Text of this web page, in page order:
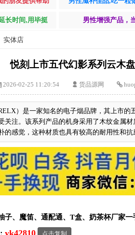
长时间,用毕挺 男性增强产品，
实体店
悦刻上市五代幻影系列云木
2026-02-25 11:20:54 货品源网
）是一家知名的电子烟品牌，其上市的
关注。该系列产品的机身采用了木纹金属
的感觉，这种材质也具有较高的耐用性和
子、魔笛、通配通、T盒、奶茶杯厂家一